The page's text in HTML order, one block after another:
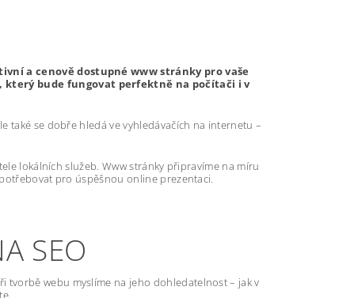
a cenově dostupné www stránky pro vaše
který bude fungovat perfektně na počítači i v
také se dobře hledá ve vyhledávačích na internetu –
lokálních služeb. Www stránky připravíme na míru
pro úspěšnou online prezentaci.
SEO
tvorbě webu myslíme na jeho dohledatelnost – jak v